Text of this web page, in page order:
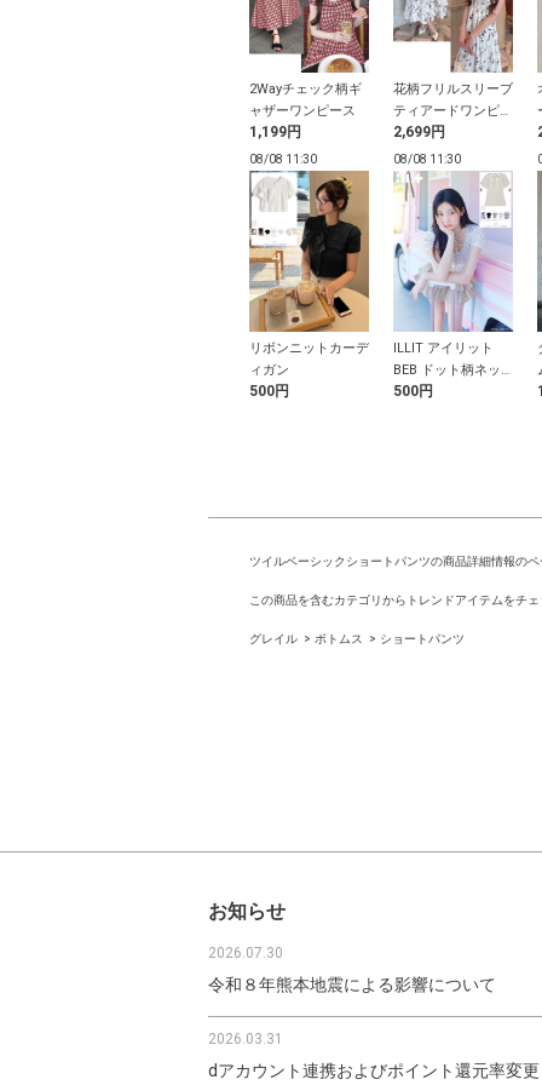
2Wayチェック柄ギ
ャザーワンピース
1,199円
花柄フリルスリーブ
ティアードワンピー
ス
2,699円
08/08 11:30
リボンニットカーデ
ィガン
500円
08/08 11:30
ILLIT アイリット
BEB ドット柄ネッ
クリボントップス
500円
ツイルベーシックショートパンツの商品詳細情報のペ
この商品を含むカテゴリからトレンドアイテムをチェ
グレイル ボトムス ショートパンツ
お知らせ
2026.07.30
令和８年熊本地震による影響について
2026.03.31
dアカウント連携およびポイント還元率変更